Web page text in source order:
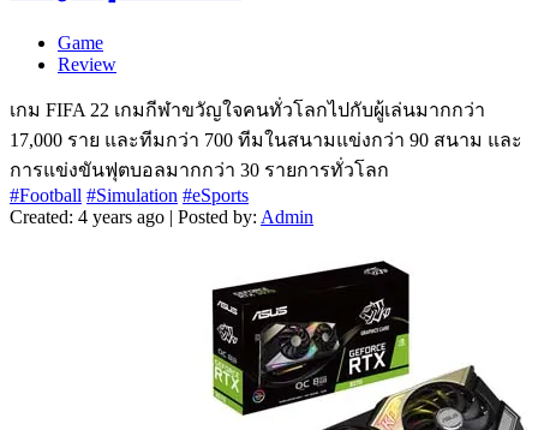
Game
Review
เกม FIFA 22 เกมกีฬาขวัญใจคนทั่วโลกไปกับผู้เล่นมากกว่า
17,000 ราย และทีมกว่า 700 ทีมในสนามแข่งกว่า 90 สนาม และ
การแข่งขันฟุตบอลมากกว่า 30 รายการทั่วโลก
#Football #Simulation #eSports
Created: 4 years ago | Posted by: Admin